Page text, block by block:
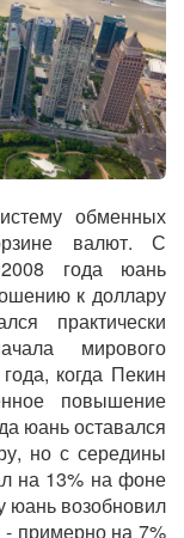
обменных
валют. С
года юань
к доллару
практически
мирового
когда Пекин
повышение
юань оставался
но с середины
на 13% на фоне
юань возобновил
примерно на 7%